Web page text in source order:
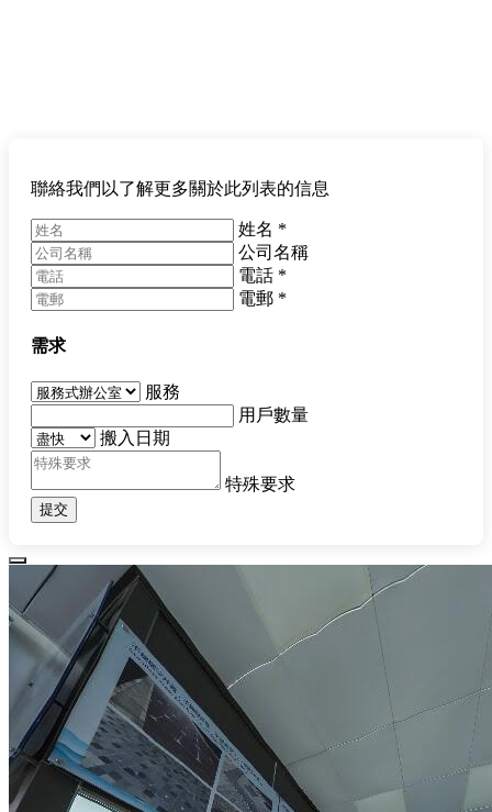
聯絡我們以了解更多關於此列表的信息
姓名 *
公司名稱
電話 *
電郵 *
需求
服務
用戶數量
搬入日期
特殊要求
提交